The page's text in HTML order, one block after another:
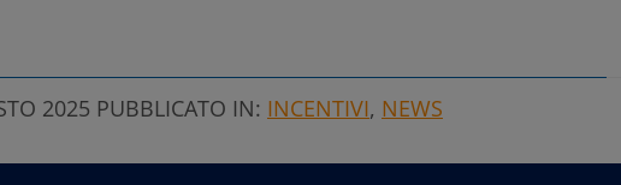
2025 PUBBLICATO IN: INCENTIVI, NEWS